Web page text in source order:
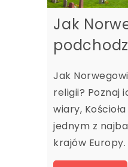
Jak
Jak
religii? Poznaj
wiary,
jednym z
krajów Europy.